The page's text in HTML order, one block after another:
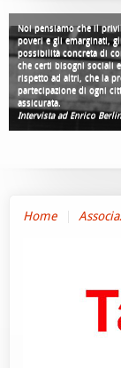
Noi pensiamo che il
poveri e gli emarginati,
possibilità concreta di
che certi bisogni sociali
rispetto ad altri, che la
partecipazione di ogni
assicurata.
Intervista ad Enrico
Home